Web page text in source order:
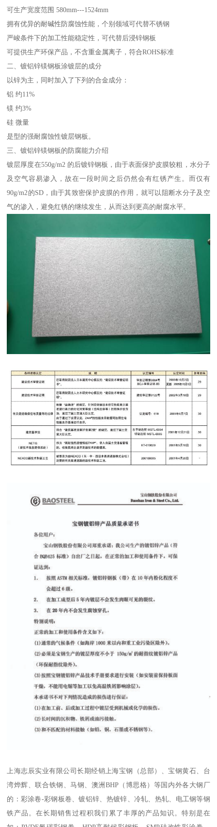
可生产宽度范围 580mm---1524mm
拥有优异的耐碱性防腐蚀性能，个别领域可代替不锈钢
严峻条件下的加工性能稳定性，可代替后浸锌钢板
可提供生产环保产品，不含重金属离子，符合ROHS标准
二、镀铝锌镁钢板涂镀层的成分
以锌为主，同时加入了下列的合金成分：
铝 约11%
镁 约3%
硅 微量
是型的强耐腐蚀性镀层钢板。
三、镀铝锌镁钢板的防腐能力介绍
镀层厚度在550g/m2 的后镀锌钢板，由于表面保护皮膜较粗，水分子
及空气容易渗入，故在一段时间之后仍然会有红锈产生。而仅有
90g/m2的SD，由于其致密保护皮膜的作用，就可以阻断水分子及空
气的渗入，避免红锈的继续发生，从而达到更高的耐腐水平。
上海志辰实业有限公司长期经销上海宝钢（总部）、宝钢黄石、台
湾烨辉、联合铁钢、马钢、澳洲BHP（博思格）等国内外各大钢厂
的：彩涂卷-彩钢板卷、镀铝锌、热镀锌、冷轧、热轧、电工钢等钢
铁产品。在长期销售过程积我们累了丰厚的产品知识。特别是在